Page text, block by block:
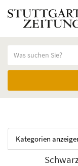
Kategorien
Bedienhinweis:Rubrik: